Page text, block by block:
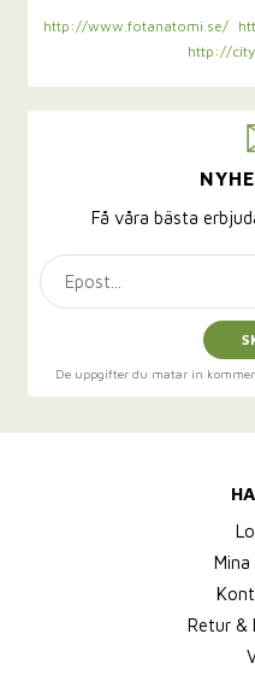
http://www.fotanatomi.se/
http://
Få våra bästa
De uppgifter du matar in
Retur &